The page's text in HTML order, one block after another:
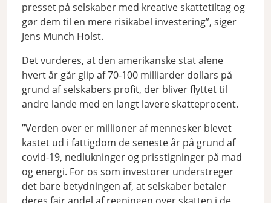
presset på selskaber med kreative skattetiltag og
gør dem til en mere risikabel investering”, siger
Jens Munch Holst.
Det vurderes, at den amerikanske stat alene
hvert år går glip af 70-100 milliarder dollars på
grund af selskabers profit, der bliver flyttet til
andre lande med en langt lavere skatteprocent.
”Verden over er millioner af mennesker blevet
kastet ud i fattigdom de seneste år på grund af
covid-19, nedlukninger og prisstigninger på mad
og energi. For os som investorer understreger
det bare betydningen af, at selskaber betaler